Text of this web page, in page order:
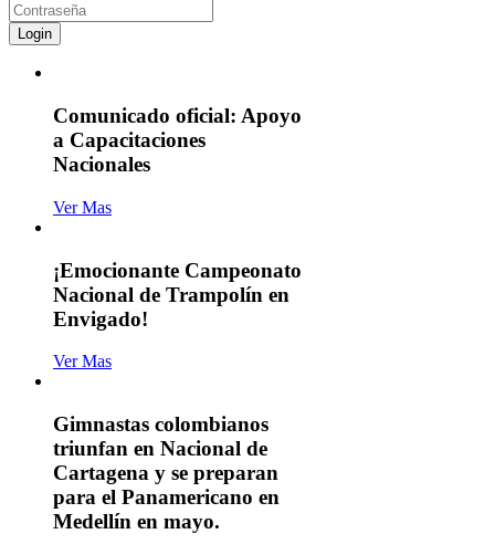
Login
Comunicado oficial: Apoyo
a Capacitaciones
Nacionales
Ver Mas
¡Emocionante Campeonato
Nacional de Trampolín en
Envigado!
Ver Mas
Gimnastas colombianos
triunfan en Nacional de
Cartagena y se preparan
para el Panamericano en
Medellín en mayo.